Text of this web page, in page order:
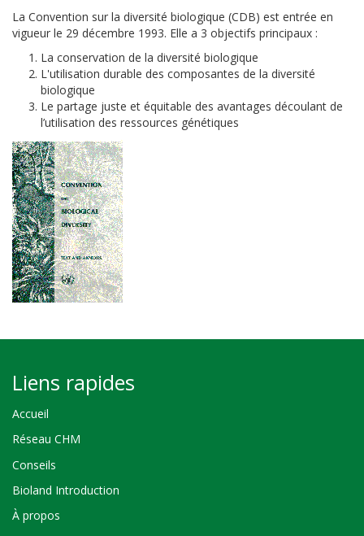
La Convention sur la diversité biologique (CDB) est entrée en
vigueur le 29 décembre 1993. Elle a 3 objectifs principaux :
La conservation de la diversité biologique
L'utilisation durable des composantes de la diversité
biologique
Le partage juste et équitable des avantages découlant de
l’utilisation des ressources génétiques
Liens rapides
Accueil
Réseau CHM
Conseils
Bioland Introduction
À propos